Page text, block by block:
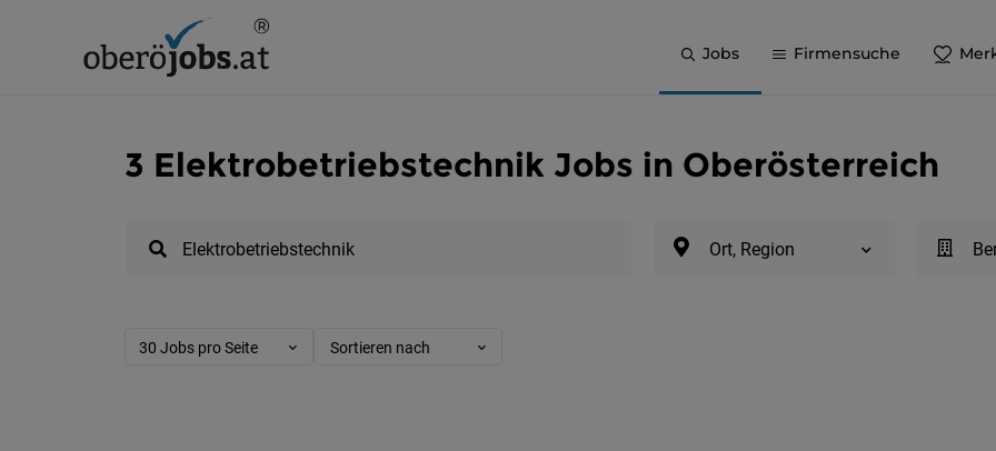
Jobs Firmensuche
3 Elektrobetriebstechnik Jobs in Oberösterreich
Ort, Region
30 Jobs pro Seite Sortieren nach